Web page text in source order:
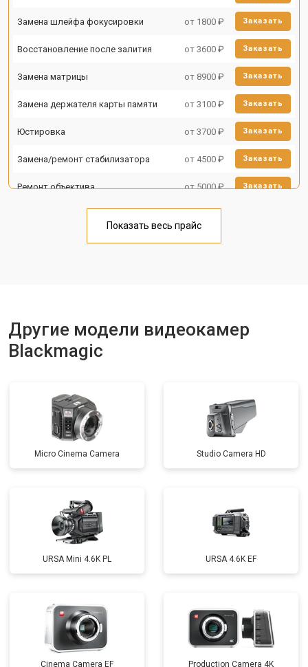
Замена шлейфа фокусировки от 1800 ₽ Заказать
Восстановление после залития от 3600 ₽ Заказать
Замена матрицы от 8900 ₽ Заказать
Замена держателя карты памяти от 3100 ₽ Заказать
Юстировка от 3700 ₽ Заказать
Замена/ремонт стабилизатора от 4500 ₽ Заказать
Ремонт объектива от 5000 ₽ Заказать
Показать весь прайс
Другие модели видеокамер
Blackmagic
Micro Cinema Camera Studio Camera HD
URSA Mini 4.6K PL URSA 4.6K EF
Cinema Camera EF Production Camera 4K